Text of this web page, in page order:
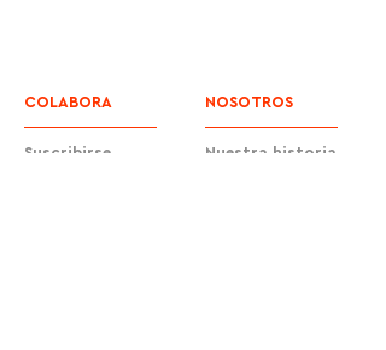
COLABORA
Suscribirse
NOSOTROS
Nuestra historia